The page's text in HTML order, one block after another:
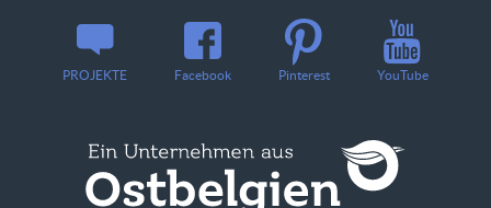
PROJEKTE Facebook Pinterest YouTube